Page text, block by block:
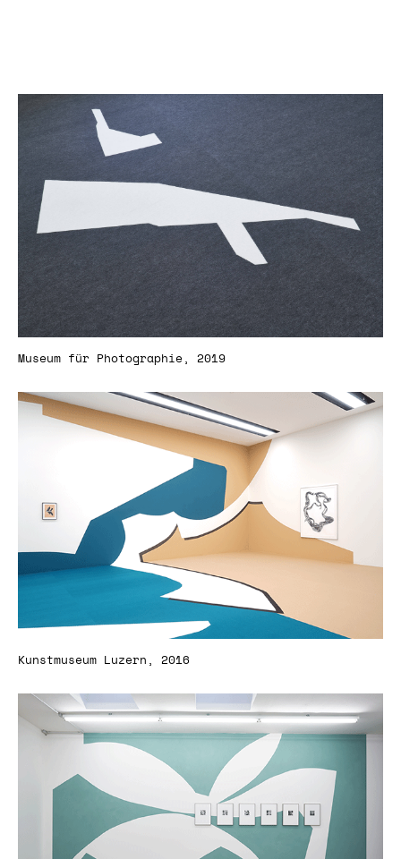
Museum für Photographie, 2019
Kunstmuseum Luzern, 2016